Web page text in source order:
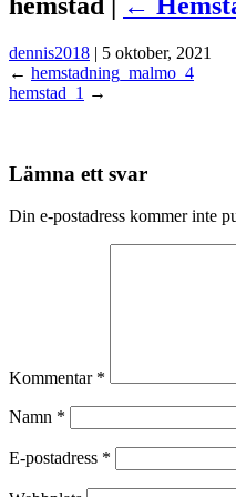
dennis2018 | 5 oktober, 2021
← hemstadning_malmo_4
hemstad_1 →
Lämna ett svar
Din e-postadress kommer inte
Kommentar *
Namn *
E-postadress *